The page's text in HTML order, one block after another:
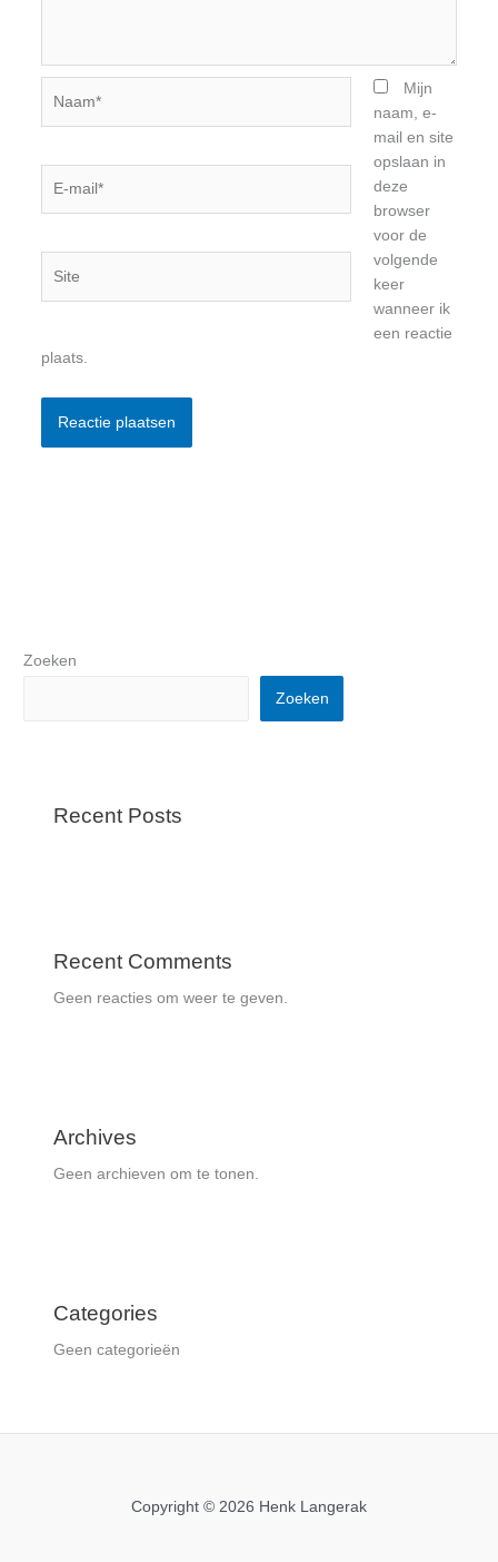
Mijn
naam, e-
mail en site
opslaan in
deze
browser
voor de
volgende
keer
wanneer ik
een reactie
plaats.
Zoeken
Zoeken
Recent Posts
Recent Comments
Geen reacties om weer te geven.
Archives
Geen archieven om te tonen.
Categories
Geen categorieën
Copyright © 2026 Henk Langerak